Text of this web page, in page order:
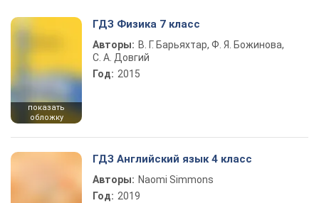
показать
обложку
ГДЗ Физика 7 класс
Авторы: В. Г. Барьяхтар, Ф. Я. Божинова,
С. А. Довгий
Год: 2015
ГДЗ Английский язык 4 класс
Авторы: Naomi Simmons
Год: 2019